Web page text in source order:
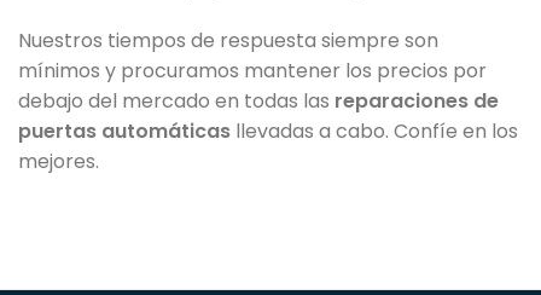
Nuestros tiempos de respuesta siempre son
mínimos y procuramos mantener los precios por
debajo del mercado en todas las reparaciones de
puertas automáticas llevadas a cabo. Confíe en los
mejores.